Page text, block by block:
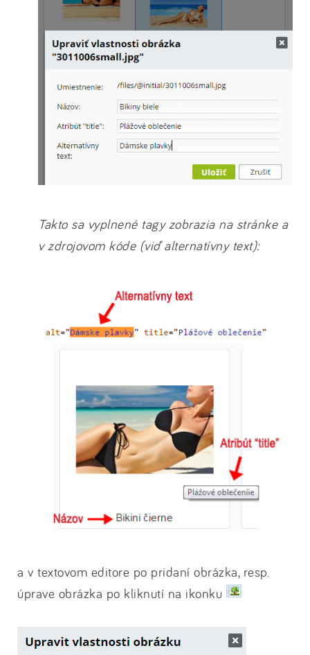
Takto sa vyplnené tagy zobrazia na stránke a
v zdrojovom kóde (viď alternatívny text):
a v textovom editore po pridaní obrázka, resp.
úprave obrázka po kliknutí na ikonku